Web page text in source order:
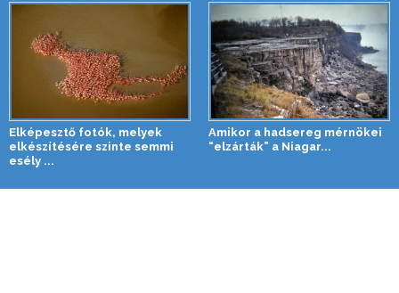
Elképesztő fotók, melyek
elkészítésére szinte semmi
esély ...
Amikor a hadsereg mérnökei
“elzárták” a Niagar...